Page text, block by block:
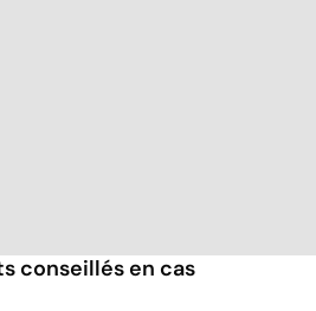
conseillés en cas